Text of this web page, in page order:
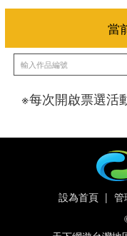
※每次開啟票選活
設為首頁 | 管